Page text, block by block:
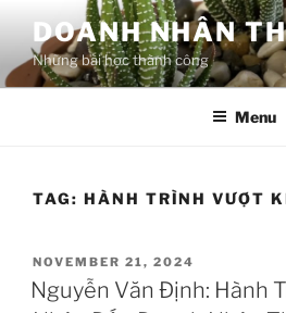
content
DOANH NHÂN
Những bài học thành công
Menu
TAG: HÀNH TRÌNH VƯỢT
POSTED
ON
NOVEMBER 21, 2024
Nguyễn Văn Định: Hành